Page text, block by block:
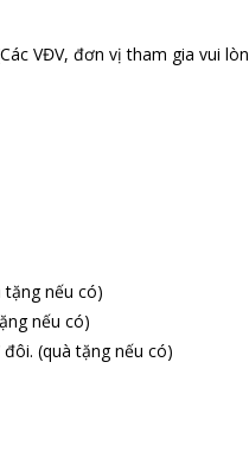
VĐV, đơn vị tham gia vui
tặng nếu có)
nếu có)
(quà tặng nếu có)